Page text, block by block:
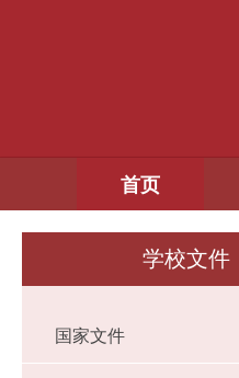
首页
学校文件
国家文件